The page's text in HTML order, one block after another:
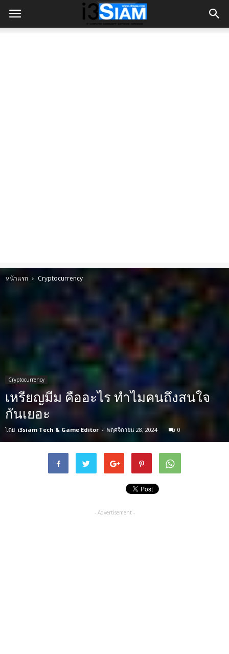
หน้าแรก Cryptocurrency
Cryptocurrency
เหรียญมีม คืออะไร ทำไมคนถึงสนใจ
กันเยอะ
โดย i3siam Tech & Game Editor - พฤศจิกายน 28, 2024 0
- Advertisement -